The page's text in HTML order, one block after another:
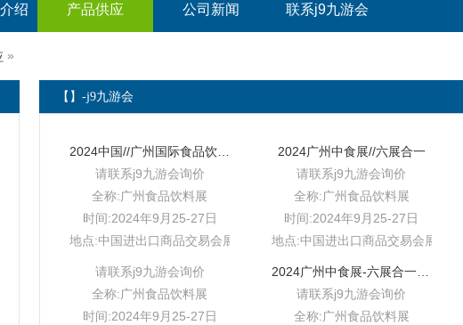
oem 贴牌代加工展
绍 产品供应 公司新闻 联系j9九游会
»
【】-j9九游会
请联系j9九游会询价
全称:广州食品饮料展
时间:2024年9月25-27日
地点:中国进出口商品交易会展馆b区
2024广州中食展//六展合一
请联系j9九游会询价
全称:广州食品饮料展
时间:2024年9月25-27日
地点:中国进出口商品交易会展馆b区
请联系j9九游会询价
全称:广州食品饮料展
时间:2024年9月25-27日
2024广州中食展-六展合一-资源整合//再升级
请联系j9九游会询价
全称:广州食品饮料展